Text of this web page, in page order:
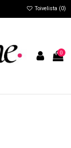
Toivelista (0)
0